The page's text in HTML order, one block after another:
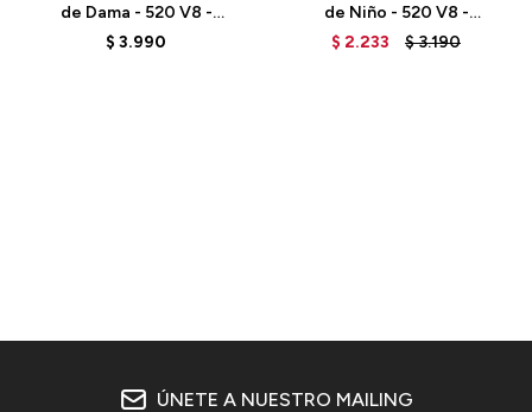
de Dama - 520 V8 -
W520RN8 - BLUE
$ 3.990
de Niño - 520 V8 -
GP520WW8 - WHITE
$ 2.233 $3.190
ÚNETE A NUESTRO MAILING